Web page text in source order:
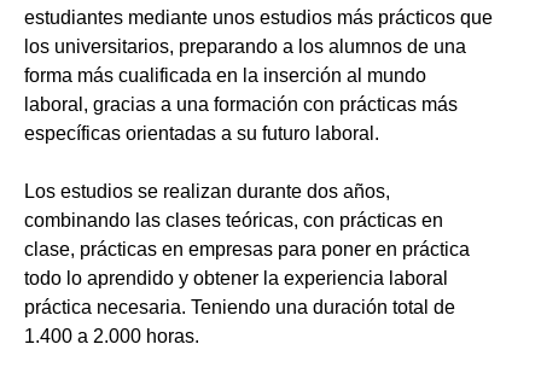
estudiantes mediante unos estudios más prácticos que
los universitarios, preparando a los alumnos de una
forma más cualificada en la inserción al mundo
laboral, gracias a una formación con prácticas más
específicas orientadas a su futuro laboral.
Los estudios se realizan durante dos años,
combinando las clases teóricas, con prácticas en
clase, prácticas en empresas para poner en práctica
todo lo aprendido y obtener la experiencia laboral
práctica necesaria. Teniendo una duración total de
1.400 a 2.000 horas.